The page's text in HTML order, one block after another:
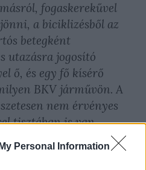
Personal Information
fogaskerekűvel
a biciklizésből az
betegként
utazásra jogosító
ő, és egy fő kísérő
BKV járművön. A
nem érvényes
tisztában is van,